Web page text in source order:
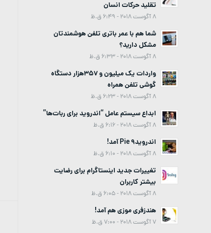
تقلید حرکات انسان
8 آگوست 2018 - 6:49 ق.ظ
شما هم با عمر باتری تلفن هوشمندتان
مشکل دارید؟
8 آگوست 2018 - 6:33 ق.ظ
واردات یک میلیون و 357هزار دستگاه
گوشی تلفن همراه
8 آگوست 2018 - 6:23 ق.ظ
ابداع سیستم عامل “اندروید برای ربات‌ها”
8 آگوست 2018 - 6:16 ق.ظ
اندروید9 Pie آمد!
8 آگوست 2018 - 6:10 ق.ظ
تغییرات جدید اینستاگرام برای رضایت
بیشتر کاربران
8 آگوست 2018 - 6:05 ق.ظ
هندزفری موزی هم آمد!
7 آگوست 2018 - 7:00 ق.ظ